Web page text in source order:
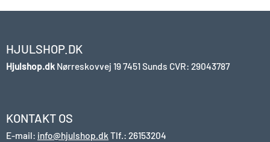
HJULSHOP.DK
Hjulshop.dk Nørreskovvej 197451 Sunds CVR: 29043787
KONTAKT OS
E-mail: info@hjulshop.dk Tlf.: 26153204